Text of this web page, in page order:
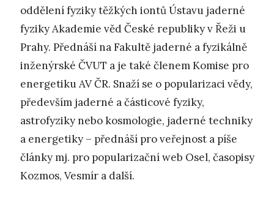
oddělení fyziky těžkých iontů Ústavu jaderné
fyziky Akademie věd České republiky v Řeži u
Prahy. Přednáší na Fakultě jaderné a fyzikálně
inženýrské ČVUT a je také členem Komise pro
energetiku AV ČR. Snaží se o popularizaci vědy,
především jaderné a částicové fyziky,
astrofyziky nebo kosmologie, jaderné techniky
a energetiky – přednáší pro veřejnost a píše
články mj. pro popularizační web Osel, časopisy
Kozmos, Vesmír a další.